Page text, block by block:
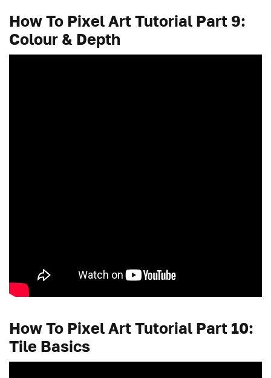
How To Pixel Art Tutorial Part 9:
Colour & Depth
How To Pixel Art Tutorial Part 10:
Tile Basics